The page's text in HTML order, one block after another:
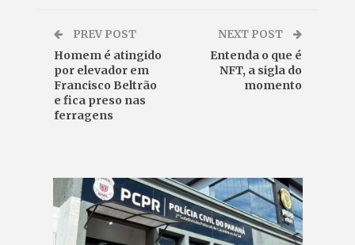
PREV POST
Homem é atingido
por elevador em
Francisco Beltrão
e fica preso nas
ferragens
NEXT POST
Entenda o que é
NFT, a sigla do
momento